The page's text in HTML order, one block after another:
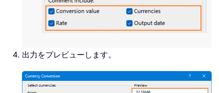
出力をプレビューします。